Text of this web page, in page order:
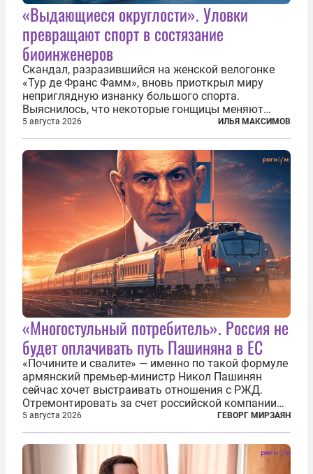
«Выдающиеся округлости». Уловки
превращают спорт в состязание
биоинженеров
Скандал, разразившийся на женской велогонке
«Тур де Франс Фамм», вновь приоткрыл миру
неприглядную изнанку большого спорта.
Выяснилось, что некоторые гонщицы меняют
размер груди ради улучшения аэродинамики. За
фасадом труда, мастерства, упорства и
благородства, которые мы привыкли
ассоциировать с...
5 августа 2026 ИЛЬЯ МАКСИМОВ
«Многостульный потребитель». Россия не
будет оплачивать путь Пашиняна в ЕС
«Почините и свалите» — именно по такой формуле
армянский премьер-министр Никол Пашинян
сейчас хочет выстраивать отношения с РЖД.
Отремонтировать за счет российской компании
железнодорожную инфраструктуру в районе
прохождения TRIPP (коридора, который должен
связать Азербайджан и Турцию через...
5 августа 2026 ГЕВОРГ МИРЗАЯН